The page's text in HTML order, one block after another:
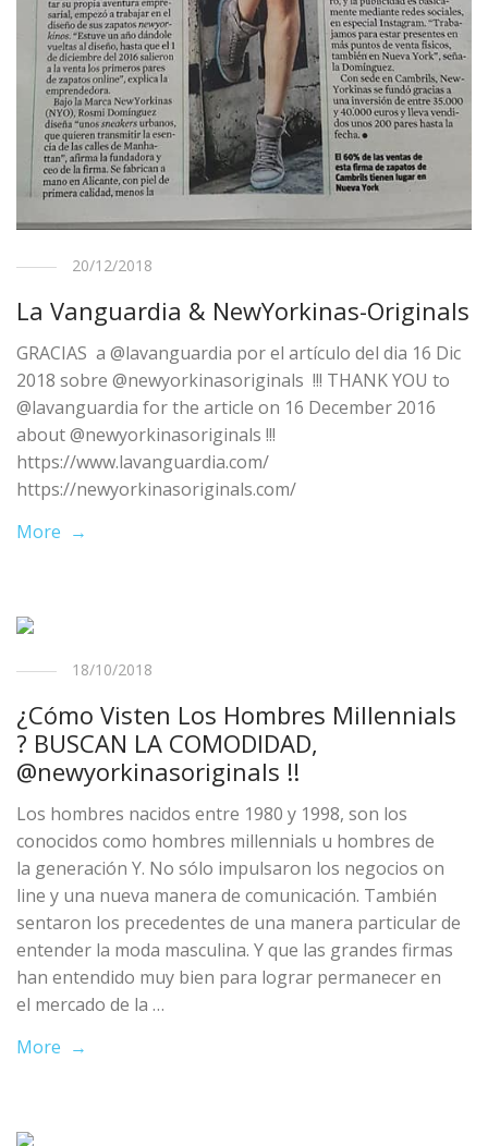
20/12/2018
La Vanguardia & NewYorkinas-Originals
GRACIAS a @lavanguardia por el artículo del dia 16 Dic
2018 sobre @newyorkinasoriginals !!! THANK YOU to
@lavanguardia for the article on 16 December 2016
about @newyorkinasoriginals !!!
https://www.lavanguardia.com/
https://newyorkinasoriginals.com/
More →
18/10/2018
¿Cómo Visten Los Hombres Millennials
? BUSCAN LA COMODIDAD,
@newyorkinasoriginals !!
Los hombres nacidos entre 1980 y 1998, son los
conocidos como hombres millennials u hombres de
la generación Y. No sólo impulsaron los negocios on
line y una nueva manera de comunicación. También
sentaron los precedentes de una manera particular de
entender la moda masculina. Y que las grandes firmas
han entendido muy bien para lograr permanecer en
el mercado de la …
More →